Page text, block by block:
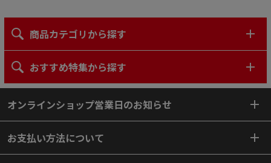
商品カテゴリから探す
おすすめ特集から探す
オンラインショップ営業日のお知らせ
お支払い方法について